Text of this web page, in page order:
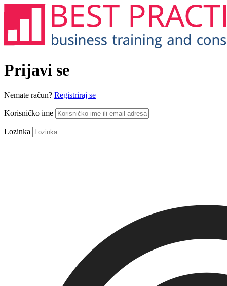
Prijavi se
Nemate račun? Registriraj se
Korisničko ime
Lozinka